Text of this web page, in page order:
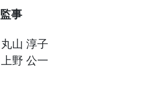
監事
丸山 淳子
上野 公一